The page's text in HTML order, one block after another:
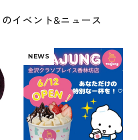
のイベント&ニュース
NEWS